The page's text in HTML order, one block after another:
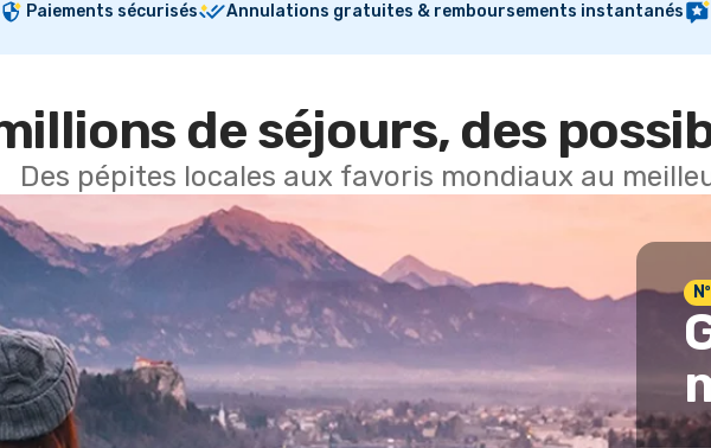
Paiements sécurisés Annulations gratuites & remboursements instantanés
de séjours, des
Des pépites locales aux favoris mondiaux au